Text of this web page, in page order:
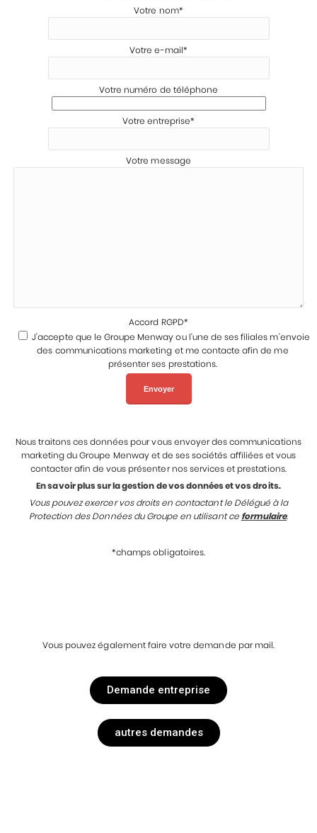
Votre nom*
Votre e-mail*
Votre numéro de téléphone
Votre entreprise*
Votre message
Accord RGPD*
J'accepte que le Groupe Menway ou l'une de ses filiales m'envoie
des communications marketing et me contacte afin de me
présenter ses prestations.
Nous traitons ces données pour vous envoyer des communications
marketing du Groupe Menway et de ses sociétés affiliées et vous
contacter afin de vous présenter nos services et prestations.
En savoir plus sur la gestion de vos données et vos droits.
Vous pouvez exercer vos droits en contactant le Délégué à la
Protection des Données du Groupe en utilisant ce formulaire.
*champs obligatoires.
Vous pouvez également faire votre demande par mail.
Demande entreprise
autres demandes